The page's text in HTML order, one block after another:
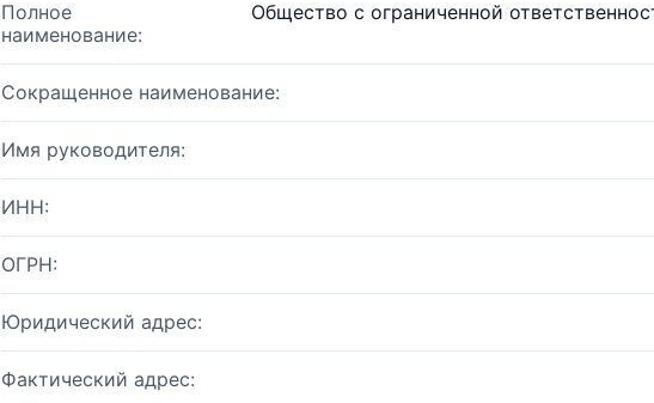
Полное
наименование:
Общество с ограниченной
Сокращенное наименование:
Имя руководителя:
ИНН:
ОГРН:
Юридический адрес:
Фактический адрес: